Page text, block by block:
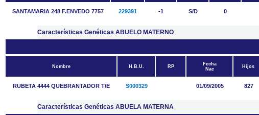
SANTAMARIA 248 F.ENVEDO 7757 229391 -1 S/D 0
Características Genéticas ABUELO MATERNO
Nombre H.B.U. RP
Fecha
Nac
Hijos
RUBETA 4444 QUEBRANTADOR T/E S000329 01/09/2005 827
Características Genéticas ABUELA MATERNA